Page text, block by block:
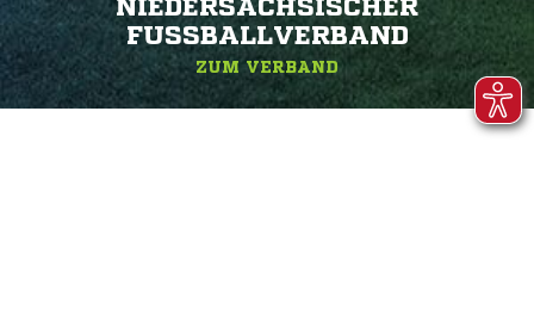
NIEDERSÄCHSISCHER
FUSSBALLVERBAND
ZUM VERBAND